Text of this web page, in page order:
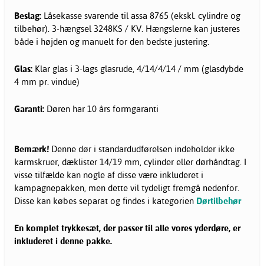
Beslag: Låsekasse svarende til assa 8765 (ekskl. cylindre og
tilbehør). 3-hængsel 3248KS / KV. Hængslerne kan justeres
både i højden og manuelt for den bedste justering.
Glas: Klar glas i 3-lags glasrude, 4/14/4/14 / mm (glasdybde
4 mm pr. vindue)
Garanti: Døren har 10 års formgaranti
Bemærk! Denne dør i standardudførelsen indeholder ikke
karmskruer, dæklister 14/19 mm, cylinder eller dørhåndtag. I
visse tilfælde kan nogle af disse være inkluderet i
kampagnepakken, men dette vil tydeligt fremgå nedenfor.
Disse kan købes separat og findes i kategorien Dørtilbehør
En komplet trykkesæt, der passer til alle vores yderdøre, er
inkluderet i denne pakke.